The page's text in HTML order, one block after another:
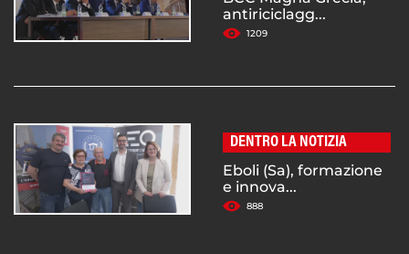
antiriciclagg...
1209
DENTRO LA NOTIZIA
Eboli (Sa), formazione
e innova...
888